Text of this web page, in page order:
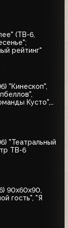
(ТВ-6,
рейтинг"
"Кинескоп",
Кусто",
"Театральный
ТВ-6
90x60x90,
гость", "Я